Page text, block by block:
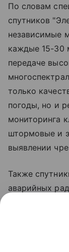
По словам
спутников
независимые
каждые 15-30
передаче
только
погоды, но и
мониторинга
штормовые и
выявлении
Также
аварийных
КОСПАС-
на сигналы